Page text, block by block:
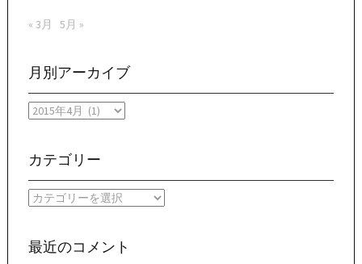
« 3月 5月 »
月別アーカイブ
月
ー
イ
ブ
カテゴリー
カ
リ
最近のコメント